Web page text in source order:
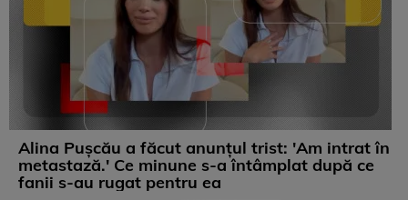
Alina Pușcău a făcut anunțul trist: 'Am intrat în
metastază.' Ce minune s-a întâmplat după ce
fanii s-au rugat pentru ea